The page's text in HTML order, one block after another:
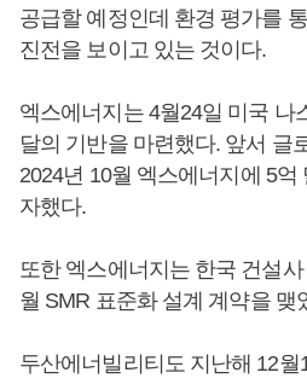
공급할 예정인데 환경 평가를
진전을 보이고 있는 것이다.
엑스에너지는 4월24일 미국 나
달의 기반을 마련했다. 앞서 글
2024년 10월 엑스에너지에 5억
자했다.
또한 엑스에너지는 한국 건설
월 SMR 표준화 설계 계약을 맺
두산에너빌리티도 지난해 12월